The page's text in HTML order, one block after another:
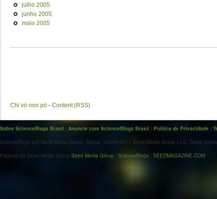
julho 2005
junho 2005
maio 2005
Chi vó non pó - Content (RSS)
Sobre ScienceBlogs Brasil | Anuncie com ScienceBlogs Brasil | Política de Privacidade |
ScienceBlogs por Seed Media Group. Group. ©2006-2011 Seed Media Group LLC. Todos
Páginas da Seed Media Group Seed Media Group | ScienceBlogs | SEEDMAGAZINE.COM